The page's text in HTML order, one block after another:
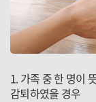
1. 가족 중 한 명이
감퇴하였을 경우